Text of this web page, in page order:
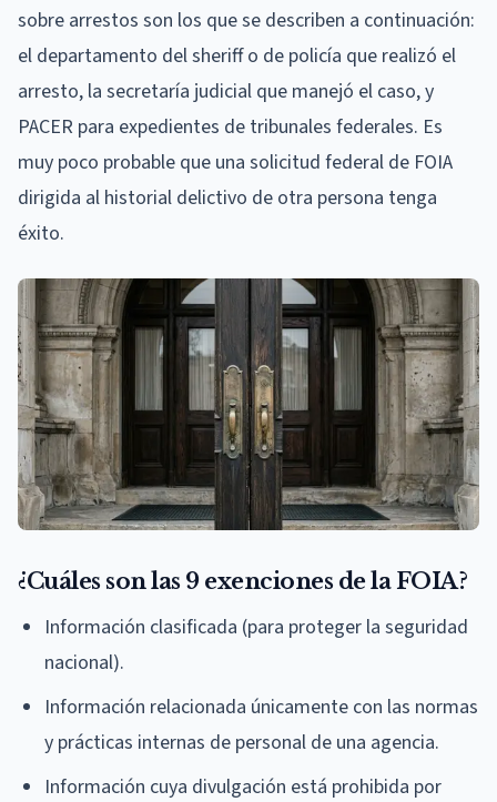
sobre arrestos son los que se describen a continuación:
el departamento del sheriff o de policía que realizó el
arresto, la secretaría judicial que manejó el caso, y
PACER para expedientes de tribunales federales. Es
muy poco probable que una solicitud federal de FOIA
dirigida al historial delictivo de otra persona tenga
éxito.
¿Cuáles son las 9 exenciones de la FOIA?
Información clasificada (para proteger la seguridad
nacional).
Información relacionada únicamente con las normas
y prácticas internas de personal de una agencia.
Información cuya divulgación está prohibida por